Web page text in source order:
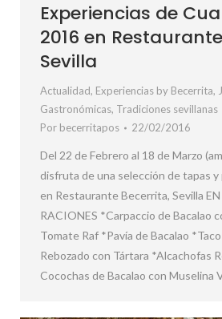
Experiencias de
2016 en
Sevilla
Actualidad, Experiencias by Becerrita,
Gastronómicas, Tradiciones sevillanas
Por becerritapos 22/02/2016
Del 22 de Febrero al 18 de Marzo
disfruta de una selección de tapas y
en Restaurante Becerrita, Sevilla
RACIONES *Carpaccio de Bacalao
Tomate Raf *Pavía de Bacalao
Rebozado con Tártara *Alcachofas
Cocochas de Bacalao con Muselina